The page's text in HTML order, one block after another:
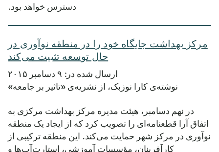
دسترس خواهد بود.
مرکز بهداشت جایگاه خود را در منطقه نوآوری در
حال توسعه تثبیت می‌کند
ارسال شده در: ۹ دسامبر ۲۰۱۵
نوشته‌ی کارا نوزبک، از نشریه‌ی «تاثیر بر جامعه»
در نهم دسامبر، هیئت مدیره مرکز بهداشت مرکزی به
اتفاق آرا قطعنامه‌ای را تصویب کرد که از ایجاد یک منطقه
نوآوری در مرکز شهر حمایت می‌کند. این منطقه ترکیبی از
کارآفرینان، مؤسسات آموزشی، استارت‌آپ‌ها و